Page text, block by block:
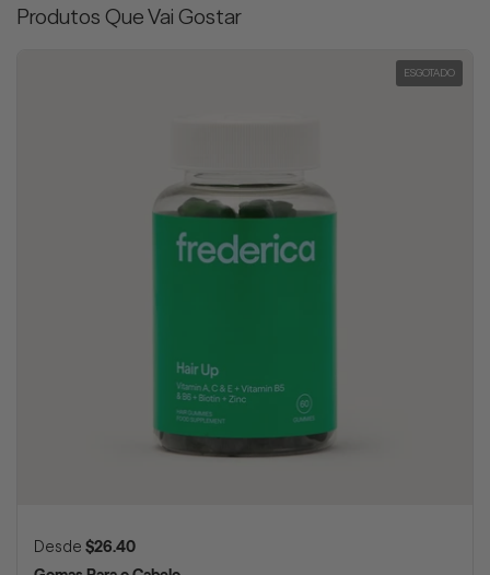
Produtos Que Vai Gostar
Preço normal
Desde $26.40
ESGOTADO